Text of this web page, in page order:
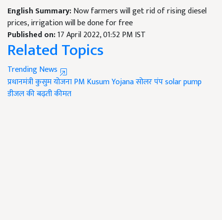
English Summary:Now farmers will get rid of rising diesel
prices, irrigation will be done for free
Published on:17 April 2022, 01:52 PM IST
Related Topics
Trending News
प्रधानमंत्री कुसुम योजनाPM Kusum Yojanaसोलर पंपsolar pump
डीजल की बढ़ती कीमत